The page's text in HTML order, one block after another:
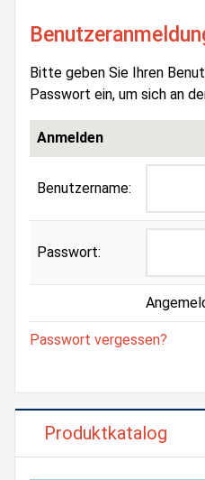
Bitte geben Sie Ihren
Passwort ein, um sich an
Anmelden
Benutzername:
Passwort:
Passwort vergessen?
Produktkatalog